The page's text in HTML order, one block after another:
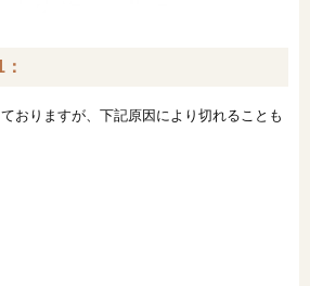
おりますが、下記原因により切れることも